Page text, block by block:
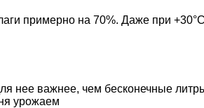
примерно на 70%. Даже при
нее важнее, чем бесконечные
урожаем